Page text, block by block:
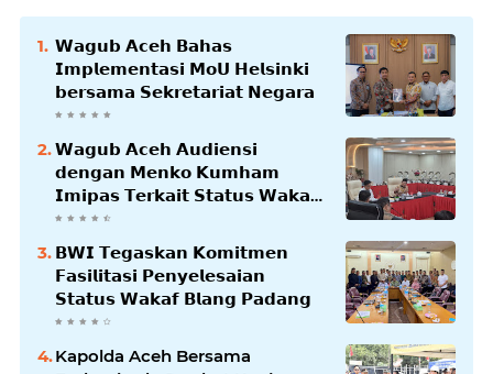
𝗪𝗮𝗴𝘂𝗯 𝗔𝗰𝗲𝗵 𝗕𝗮𝗵𝗮𝘀
𝗜𝗺𝗽𝗹𝗲𝗺𝗲𝗻𝘁𝗮𝘀𝗶 𝗠𝗼𝗨 𝗛𝗲𝗹𝘀𝗶𝗻𝗸𝗶
𝗯𝗲𝗿𝘀𝗮𝗺𝗮 𝗦𝗲𝗸𝗿𝗲𝘁𝗮𝗿𝗶𝗮𝘁 𝗡𝗲𝗴𝗮𝗿𝗮
𝗪𝗮𝗴𝘂𝗯 𝗔𝗰𝗲𝗵 𝗔𝘂𝗱𝗶𝗲𝗻𝘀𝗶
𝗱𝗲𝗻𝗴𝗮𝗻 𝗠𝗲𝗻𝗸𝗼 𝗞𝘂𝗺𝗵𝗮𝗺
𝗜𝗺𝗶𝗽𝗮𝘀 𝗧𝗲𝗿𝗸𝗮𝗶𝘁 𝗦𝘁𝗮𝘁𝘂𝘀 𝗪𝗮𝗸𝗮𝗳
𝗕𝗹𝗮𝗻𝗴𝗽𝗮𝗱𝗮𝗻𝗴
𝗕𝗪𝗜 𝗧𝗲𝗴𝗮𝘀𝗸𝗮𝗻 𝗞𝗼𝗺𝗶𝘁𝗺𝗲𝗻
𝗙𝗮𝘀𝗶𝗹𝗶𝘁𝗮𝘀𝗶 𝗣𝗲𝗻𝘆𝗲𝗹𝗲𝘀𝗮𝗶𝗮𝗻
𝗦𝘁𝗮𝘁𝘂𝘀 𝗪𝗮𝗸𝗮𝗳 𝗕𝗹𝗮𝗻𝗴 𝗣𝗮𝗱𝗮𝗻𝗴
Kapolda Aceh Bersama